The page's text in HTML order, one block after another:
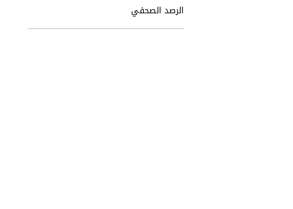
الرصد الصحفي